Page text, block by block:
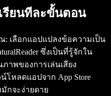
รียนทีละขั้นตอน
: เลือกแอปแปลงข้อความเป็น
ซึ่งเป็นที่รู้จักใน
าพของการเล่นเสียง
โหลดแอปจาก App Store
มักจะง่ายดาย